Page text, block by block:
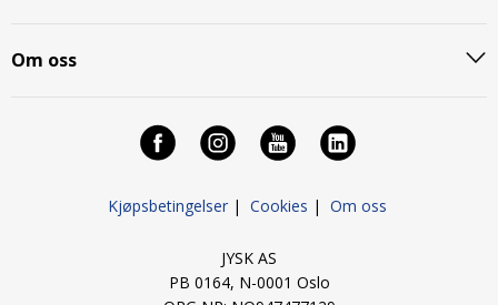
Om oss
Kjøpsbetingelser| Cookies | Om oss
JYSK AS
PB 0164, N-0001 Oslo